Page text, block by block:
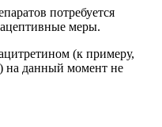
потребуется
меры.
(к примеру,
данный момент не